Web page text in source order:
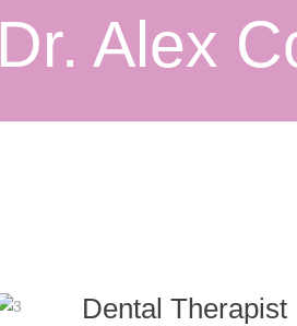
Dr. Alex
Dental Therapist